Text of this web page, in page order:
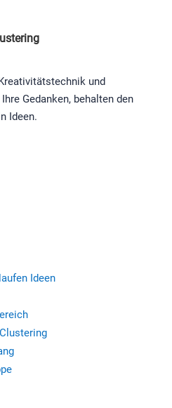
und
Gedanken, behalten den
Ideen.
Ideen